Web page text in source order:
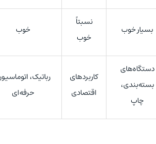
بسیار خوب
نسبتاً
خوب
خوب
دستگاه‌های
بسته‌بندی،
چاپ
کاربردهای
اقتصادی
رباتیک،
حرفه‌ای